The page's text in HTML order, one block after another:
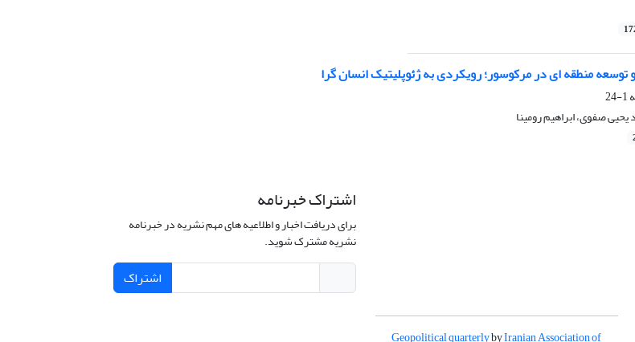
منطقه ای در مرکوسور؛ رویکردی به ژئوپلیتیک انسان گرا
1-24
صفوی، ابراهیم رومینا
Geopolitical quarterlybyIranian Association of
اشتراک خبرنامه
برای دریافت اخبار و اطلاعیه های مهم نشریه در خبرنامه
نشریه مشترک شوید.
اشتراک